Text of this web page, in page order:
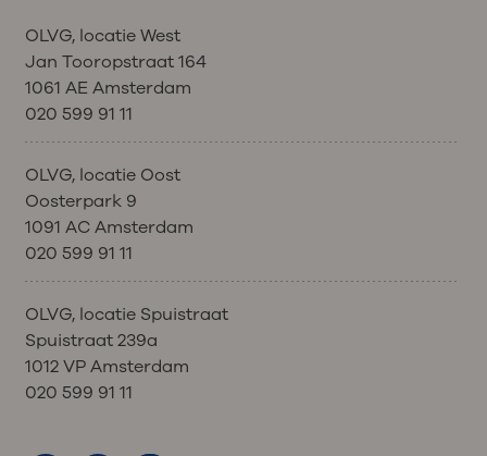
OLVG, locatie West
Jan Tooropstraat 164
1061 AE Amsterdam
020 599 91 11
OLVG, locatie Oost
Oosterpark 9
1091 AC Amsterdam
020 599 91 11
OLVG, locatie Spuistraat
Spuistraat 239a
1012 VP Amsterdam
020 599 91 11